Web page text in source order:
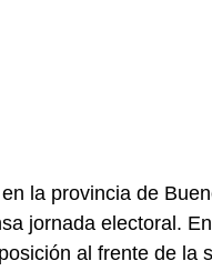
la provincia de
jornada electoral.
al frente de la